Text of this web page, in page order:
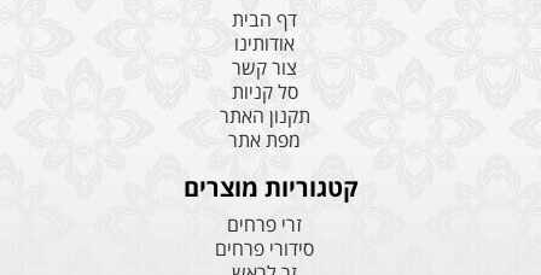
דף הבית
אודותינו
צור קשר
סל קניות
תקנון האתר
מפת אתר
קטגוריות מוצרים
זרי פרחים
סידורי פרחים